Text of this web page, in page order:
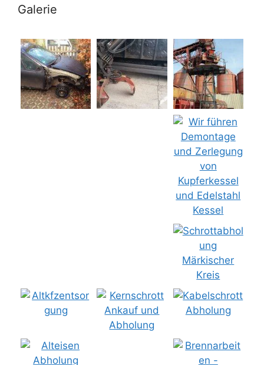
Galerie